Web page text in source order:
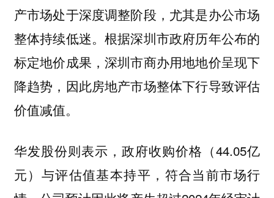
产市场处于深度调整阶段，尤其是办公市场
整体持续低迷。根据深圳市政府历年公布的
标定地价成果，深圳市商办用地地价呈现下
降趋势，因此房地产市场整体下行导致评估
价值减值。
华发股份则表示，政府收购价格（44.05亿
元）与评估值基本持平，符合当前市场行